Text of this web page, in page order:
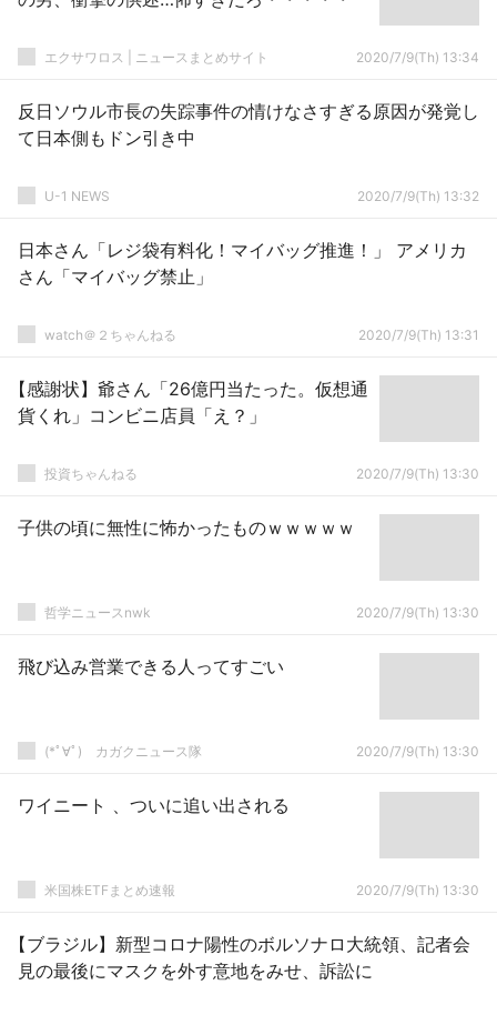
エクサワロス | ニュースまとめサイト 2020/7/9(Th) 13:34
反日ソウル市長の失踪事件の情けなさすぎる原因が発覚し
て日本側もドン引き中
U-1 NEWS 2020/7/9(Th) 13:32
日本さん「レジ袋有料化！マイバッグ推進！」 アメリカ
さん「マイバッグ禁止」
watch＠２ちゃんねる 2020/7/9(Th) 13:31
【感謝状】爺さん「26億円当たった。仮想通
貨くれ」コンビニ店員「え？」
投資ちゃんねる 2020/7/9(Th) 13:30
子供の頃に無性に怖かったものｗｗｗｗｗ
哲学ニュースnwk 2020/7/9(Th) 13:30
飛び込み営業できる人ってすごい
(*ﾟ∀ﾟ)ゞカガクニュース隊 2020/7/9(Th) 13:30
ワイニート 、ついに追い出される
米国株ETFまとめ速報 2020/7/9(Th) 13:30
【ブラジル】新型コロナ陽性のボルソナロ大統領、記者会
見の最後にマスクを外す意地をみせ、訴訟に